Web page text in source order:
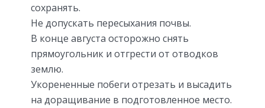
сохранять.
Не допускать пересыхания почвы.
В конце августа осторожно снять
прямоугольник и отгрести от отводков
землю.
Укорененные побеги отрезать и высадить
на доращивание в подготовленное место.